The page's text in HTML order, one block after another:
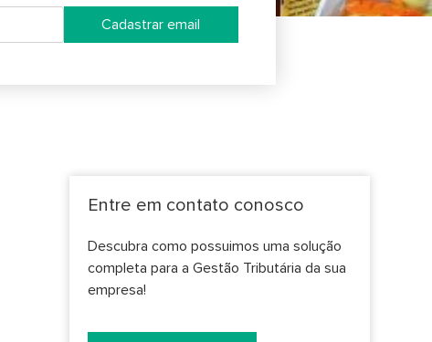
Cadastrar email
Entre em contato conosco
Descubra como possuimos uma solução
completa para a Gestão Tributária da sua
empresa!